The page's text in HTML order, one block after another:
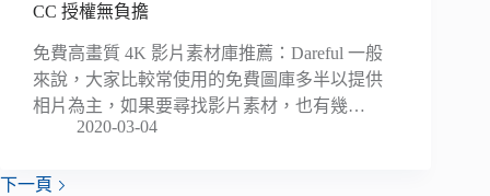
CC 授權無負擔
免費高畫質 4K 影片素材庫推薦：Dareful 一般
來說，大家比較常使用的免費圖庫多半以提供
相片為主，如果要尋找影片素材，也有幾…
2020-03-04
下一頁